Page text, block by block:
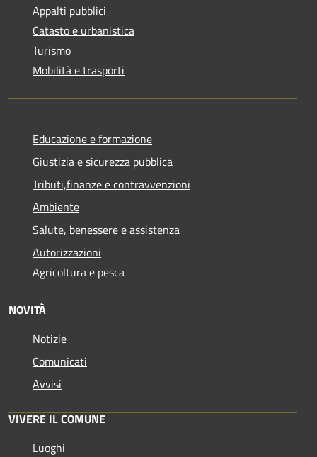
Appalti pubblici
Catasto e urbanistica
Turismo
Mobilità e trasporti
Educazione e formazione
Giustizia e sicurezza pubblica
Tributi,finanze e contravvenzioni
Ambiente
Salute, benessere e assistenza
Autorizzazioni
Agricoltura e pesca
NOVITÀ
Notizie
Comunicati
Avvisi
VIVERE IL COMUNE
Luoghi